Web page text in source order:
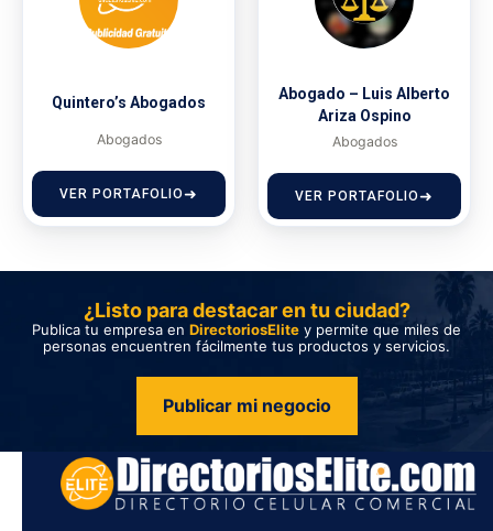
Quintero’s Abogados
Abogados
VER PORTAFOLIO
Abogado – Luis Alberto
Ariza Ospino
Abogados
VER PORTAFOLIO
¿Listo para destacar en tu ciudad?
Publica tu empresa en DirectoriosElite y permite que miles de
personas encuentren fácilmente tus productos y servicios.
Publicar mi negocio